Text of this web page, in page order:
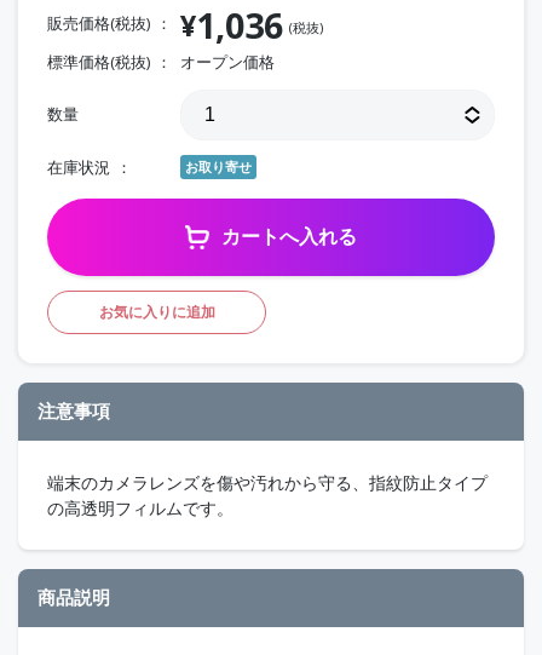
販売価格(税抜) ¥1,036 (税抜)
標準価格(税抜) オープン価格
数量
在庫状況 お取り寄せ
カートへ入れる
お気に入りに追加
注意事項
端末のカメラレンズを傷や汚れから守る、指紋防止タイプ
の高透明フィルムです。
商品説明